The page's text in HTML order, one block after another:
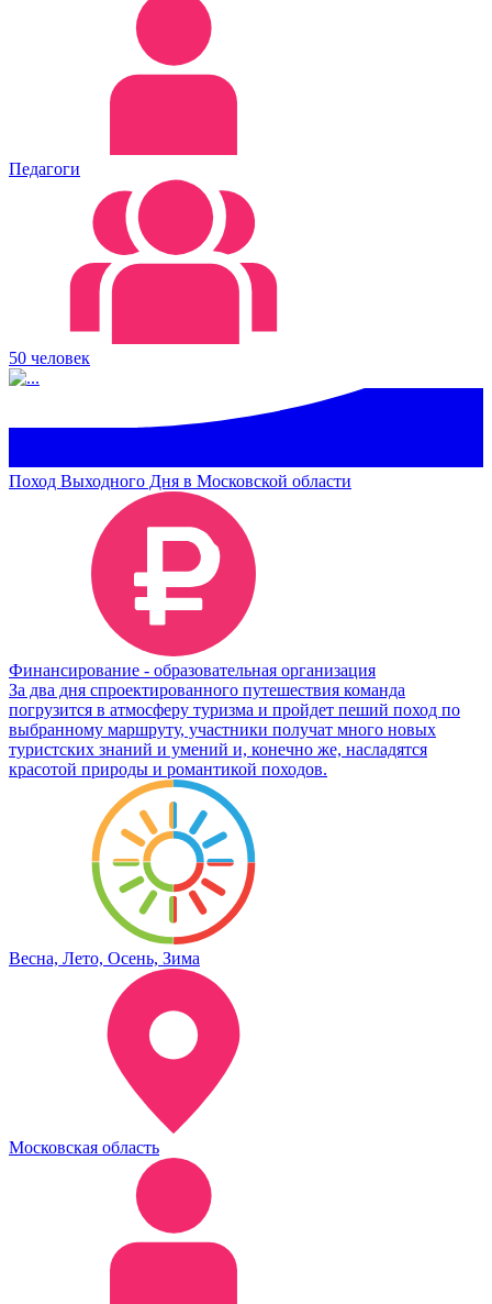
Педагоги
50 человек
Поход Выходного Дня в Московской области
Финансирование - образовательная организация
За два дня спроектированного путешествия команда
погрузится в атмосферу туризма и пройдет пеший поход по
выбранному маршруту, участники получат много новых
туристских знаний и умений и, конечно же, насладятся
красотой природы и романтикой походов.
Весна, Лето, Осень, Зима
Московская область